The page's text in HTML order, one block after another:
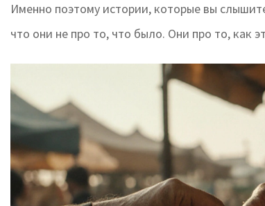
Именно поэтому истории, которые вы
что они не про то, что было. Они про то, как